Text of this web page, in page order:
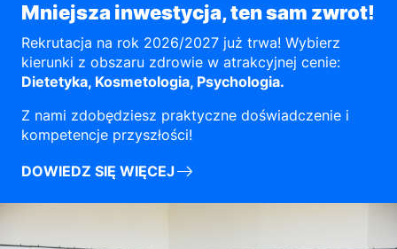
Mniejsza inwestycja, ten sam zwrot!
Rekrutacja na rok 2026/2027 już trwa! Wybierz
kierunki z obszaru zdrowie w atrakcyjnej cenie:
Dietetyka, Kosmetologia, Psychologia.
Z nami zdobędziesz praktyczne doświadczenie i
kompetencje przyszłości!
DOWIEDZ SIĘ WIĘCEJ